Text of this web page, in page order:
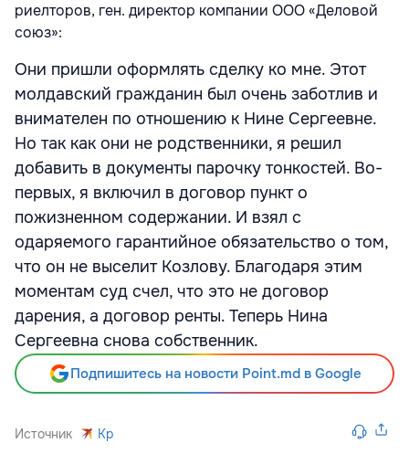
риелторов, ген. директор компании ООО «Деловой
союз»:
Они пришли оформлять сделку ко мне. Этот
молдавский гражданин был очень заботлив и
внимателен по отношению к Нине Сергеевне.
Но так как они не родственники, я решил
добавить в документы парочку тонкостей. Во-
первых, я включил в договор пункт о
пожизненном содержании. И взял с
одаряемого гарантийное обязательство о том,
что он не выселит Козлову. Благодаря этим
моментам суд счел, что это не договор
дарения, а договор ренты. Теперь Нина
Сергеевна снова собственник.
Подпишитесь на новости Point.md в Google
Источник Kp